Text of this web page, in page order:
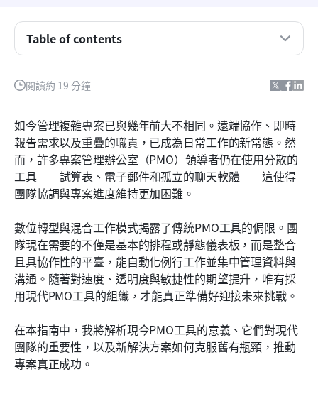
閱讀約 19 分鐘
如今管理複雜專案已與幾年前大不相同。遠端協作、即時
報告需求以及重疊的職責，已成為日常工作的新常態。然
而，許多專案管理辦公室（PMO）領導者仍在使用分散的
工具——試算表、電子郵件和孤立的聊天軟體——這使得
團隊協調與專案進度維持更加困難。
數位轉型與混合工作模式揭露了傳統PMO工具的侷限。團
隊現在需要的不僅是基本的排程或靜態儀表板，而是整合
且具協作性的平臺，能自動化例行工作並集中管理資料與
溝通。隨著對速度、透明度與敏捷性的期望提升，唯有採
用現代PMO工具的組織，才能真正準備好迎接未來挑戰。
在本指南中，我將解析現今PMO工具的意義、它們對現代
團隊的重要性，以及新解決方案如何克服舊有瓶頸，推動
專案真正成功。
Table of contents
傳統專案管理辦公室工具的限制
現代專案管理辦公室為何需要整合且協作的平台
Lark 如何為數位優先團隊重新定義 PMO 工具
探索具備未來準備的專案管理辦公室情境與 Lark
實施指南：成功啟動像 Lark 這樣的 PMO 工具
結論
常見問題
相關閱讀